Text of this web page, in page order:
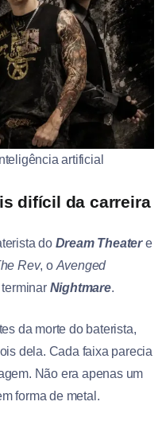
artificial
difícil da carreira
do Dream Theatere
Rev, o Avenged
Nightmare.
da morte do baterista,
dela. Cada faixa parecia
Não era apenas um
forma de metal.